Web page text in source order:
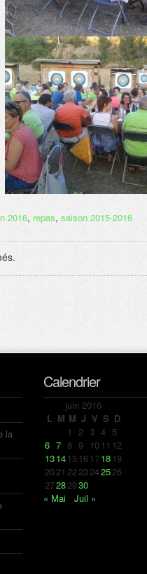
2016, repas, saison 2015-2016
la
Calendrier
juin 2016
L M M J V S D
1 2 3 4 5
6 7 8 9 10 11 12
1314 15 16 1718 19
2021 2223242526
27282930
« Mai
Juil »